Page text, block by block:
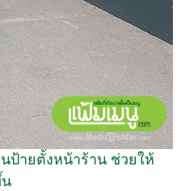
ป้ายตั้งหน้าร้าน ช่วยให้